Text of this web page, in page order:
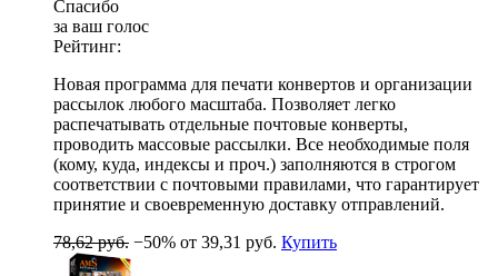
Спасибо
за ваш голос
Рейтинг:
Новая программа для печати конвертов и организации
рассылок любого масштаба. Позволяет легко
распечатывать отдельные почтовые конверты,
проводить массовые рассылки. Все необходимые поля
(кому, куда, индексы и проч.) заполняются в строгом
соответствии с почтовыми правилами, что гарантирует
принятие и своевременную доставку отправлений.
78,62 руб. −50% от 39,31 руб. Купить